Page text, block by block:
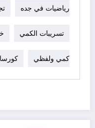
رياضيات في جده
تسريبات الكمي
كمي ولفظي